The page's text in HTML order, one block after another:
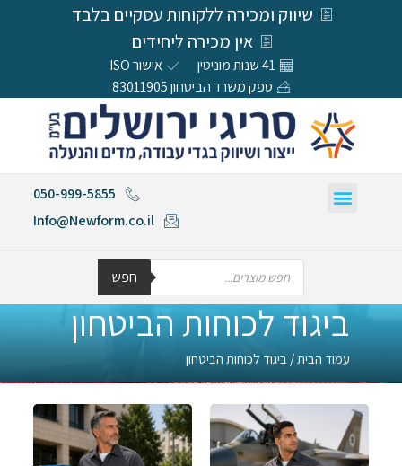
שיווק ומכירה ללקוחות עסקיים בלבד
אין מכירה ליחידים
41 שנות מוניטין
אישור ISO
ספק משרד הביטחון 83011905
050-999-5855
Info@Newform.co.il
חפש
ביגוד לכוחות הביטחון
עמוד הבית / ביגוד לכוחות הביטחון